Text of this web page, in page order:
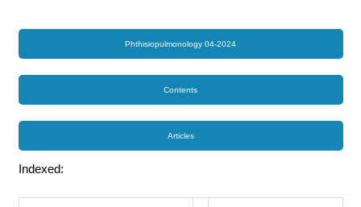
Phthisiopulmonology 04-2024
Contents
Articles
Indexed: